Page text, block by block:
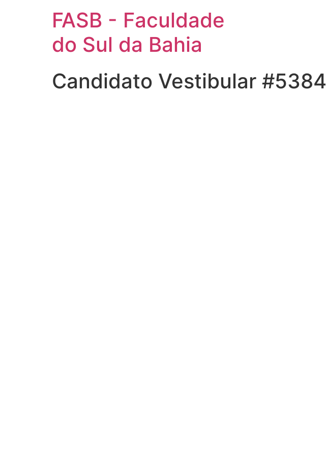
FASB - Faculdade
do Sul da Bahia
Candidato Vestibular #5384